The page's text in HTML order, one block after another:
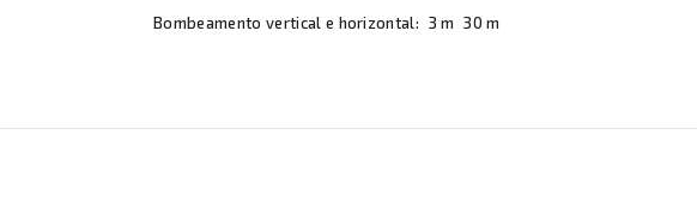
Bombeamento vertical e horizontal: 3 m 30 m